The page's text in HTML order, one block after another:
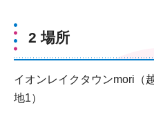
2 場所
イオンレイクタウンmori（
地1）